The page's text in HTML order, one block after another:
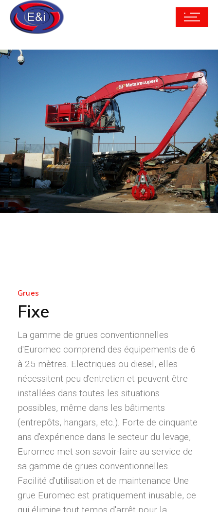
Grues
Fixe
La gamme de grues conventionnelles
d'Euromec comprend des équipements de 6
à 25 mètres. Electriques ou diesel, elles
nécessitent peu d'entretien et peuvent être
installées dans toutes les situations
possibles, même dans les bâtiments
(entrepôts, hangars, etc.). Forte de cinquante
ans d'expérience dans le secteur du levage,
Euromec met son savoir-faire au service de
sa gamme de grues conventionnelles.
Facilité d'utilisation et de maintenance Une
grue Euromec est pratiquement inusable, ce